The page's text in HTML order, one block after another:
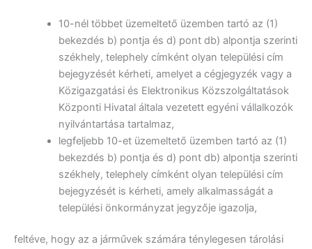
10-nél többet üzemeltető üzemben tartó az (1)
bekezdés b) pontja és d) pont db) alpontja szerinti
székhely, telephely címként olyan települési cím
bejegyzését kérheti, amelyet a cégjegyzék vagy a
Közigazgatási és Elektronikus Közszolgáltatások
Központi Hivatal általa vezetett egyéni vállalkozók
nyilvántartása tartalmaz,
legfeljebb 10-et üzemeltető üzemben tartó az (1)
bekezdés b) pontja és d) pont db) alpontja szerinti
székhely, telephely címként olyan települési cím
bejegyzését is kérheti, amely alkalmasságát a
települési önkormányzat jegyzője igazolja,
feltéve, hogy az a járművek számára ténylegesen tárolási